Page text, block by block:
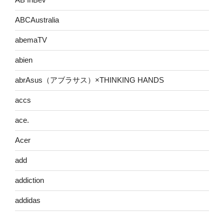
ABCAustralia
abemaTV
abien
abrAsus（アブラサス）×THINKING HANDS
accs
ace.
Acer
add
addiction
addidas